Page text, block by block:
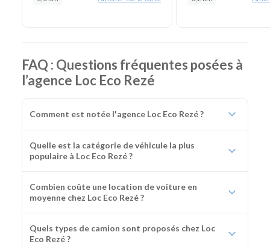
FAQ : Questions fréquentes posées à
l’agence Loc Eco Rezé
Comment est notée l'agence Loc Eco Rezé ?
Quelle est la catégorie de véhicule la plus
populaire à Loc Eco Rezé ?
Combien coûte une location de voiture en
moyenne chez Loc Eco Rezé ?
Quels types de camion sont proposés chez Loc
Eco Rezé ?